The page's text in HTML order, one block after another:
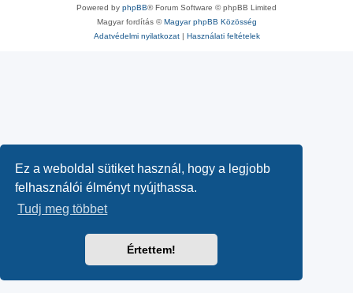
Ez a weboldal sütiket használ, hogy a legjobb
felhasználói élményt nyújthassa.
Tudj meg többet
Értettem!
Powered by phpBB® Forum Software © phpBB Limited
Magyar fordítás ©Magyar phpBB Közösség
Adatvédelmi nyilatkozat| Használati feltételek